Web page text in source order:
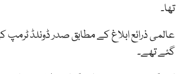
تھا۔
عالمی ذرائع ابلاغ کے مطابق صدر ڈونلڈ ٹرمپ
گئے تھے۔